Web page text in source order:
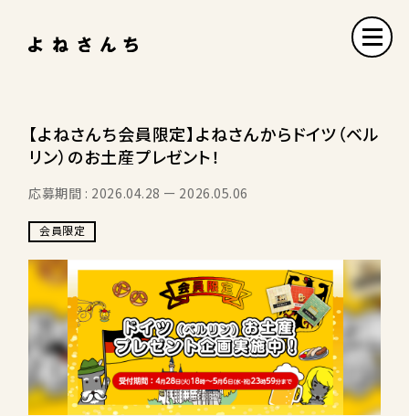
【よねさんち会員限定】よねさんからドイツ（ベル
リン）のお土産プレゼント！
応募期間 : 2026.04.28 2026.05.06
会員限定